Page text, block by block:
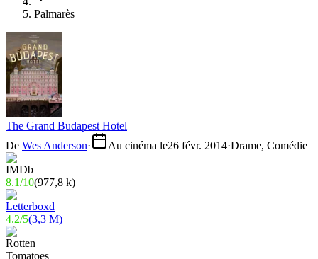
Palmarès
The Grand Budapest Hotel
De Wes Anderson· Au cinéma le26 févr. 2014·Drame, Comédie
8.1/10(977,8 k)
4.2/5(3,3 M)